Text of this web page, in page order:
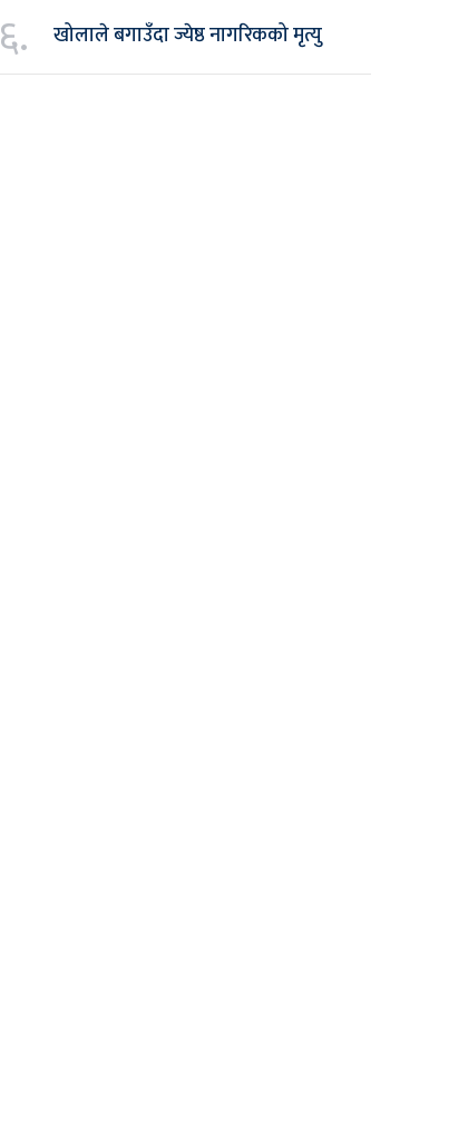
६. खोलाले बगाउँदा ज्येष्ठ नागरिकको मृत्यु